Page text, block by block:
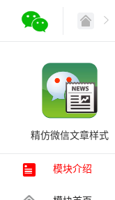
精仿微信文章样式
模块介绍